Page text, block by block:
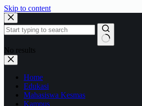
Skip to content
No results
Home
Edukasi
Mahasiswa Kesmas
Kampus